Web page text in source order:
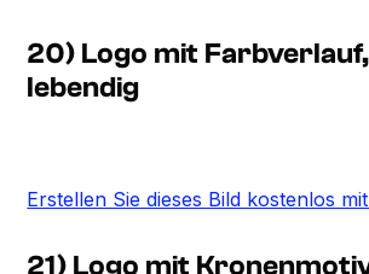
20) Logo mit
lebendig
Erstellen Sie dieses Bild kostenlos
21) Logo mit